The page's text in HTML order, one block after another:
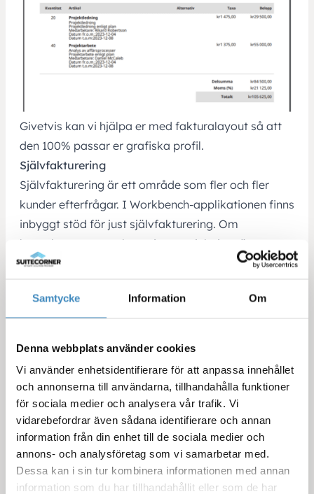
Samtycke Information Om
Denna webbplats använder cookies
Vi använder enhetsidentifierare för att anpassa innehållet
och annonserna till användarna, tillhandahålla funktioner
för sociala medier och analysera vår trafik. Vi
vidarebefordrar även sådana identifierare och annan
information från din enhet till de sociala medier och
annons- och analysföretag som vi samarbetar med.
Dessa kan i sin tur kombinera informationen med annan
information som du har tillhandahållit eller som de har
Givetvis kan vi hjälpa er med fakturalayout så att
den 100% passar er grafiska profil.
Självfakturering
Självfakturering är ett område som fler och fler
kunder efterfrågar. I Workbench-applikationen finns
inbyggt stöd för just självfakturering. Om
konsulterna som arbetar i ert projekt inte är
anställda i ert bolag utan arbetar som
smidig rutin. Istället för att vänta in
leverantörsfakturor från berörda underkonsulter
skapar ni istället upp leverantörsfakturan direkt i
kundfakturering. Ni vet vilken kostnad som ska
ligga på leverantörsfakturan och därmed får ni in
kostnaden direkt mot projektet och dessutom i rätt
taxa och enligt överenskommelse. Istället för att
underkonsulterna sänder er en faktura i efterhand
för nedlagt arbete skapar ni alltså upp